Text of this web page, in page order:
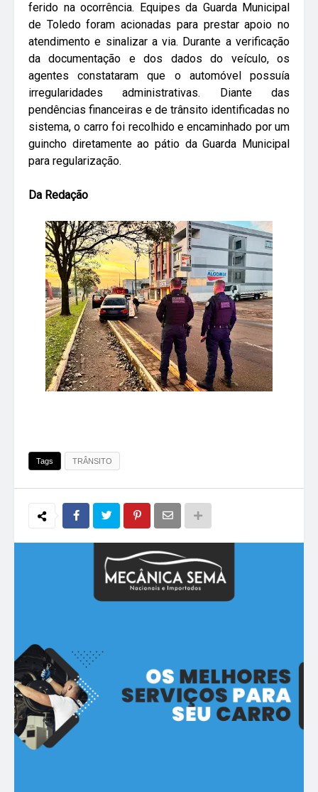
ferido na ocorrência. Equipes da Guarda Municipal
de Toledo foram acionadas para prestar apoio no
atendimento e sinalizar a via. Durante a verificação
da documentação e dos dados do veículo, os
agentes constataram que o automóvel possuía
irregularidades administrativas. Diante das
pendências financeiras e de trânsito identificadas no
sistema, o carro foi recolhido e encaminhado por um
guincho diretamente ao pátio da Guarda Municipal
para regularização.
Da Redação
Tags TRÂNSITO